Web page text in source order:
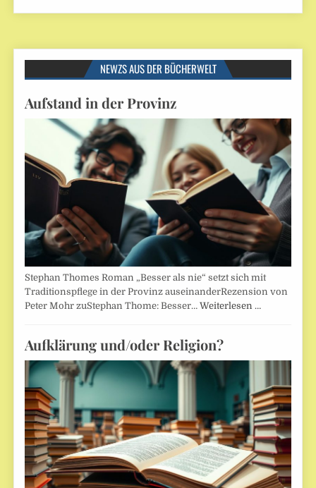
NEWZS AUS DER BÜCHERWELT
Aufstand in der Provinz
Stephan Thomes Roman „Besser als nie“ setzt sich mit
Traditionspflege in der Provinz auseinanderRezension von
Peter Mohr zuStephan Thome: Besser…Weiterlesen …
Aufklärung und/oder Religion?